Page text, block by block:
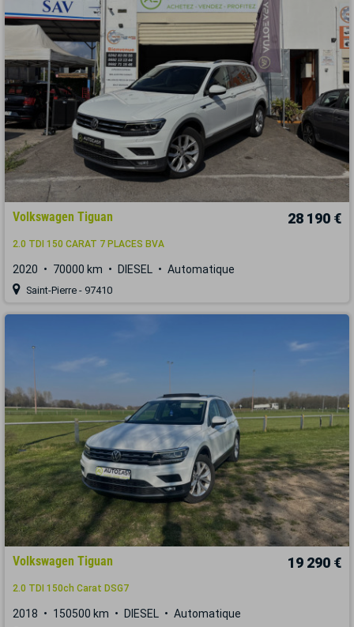
Volkswagen Tiguan 28 190 €
2.0 TDI 150 CARAT 7 PLACES BVA
2020 70000 km DIESEL Automatique
Saint-Pierre - 97410
Volkswagen Tiguan 19 290 €
2.0 TDI 150ch Carat DSG7
2018 150500 km DIESEL Automatique